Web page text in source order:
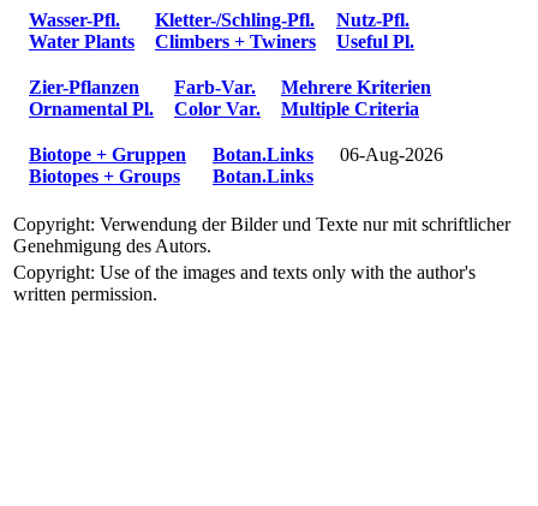
Wasser-Pfl.
Water Plants
Kletter-/Schling-Pfl.
Climbers + Twiners
Nutz-Pfl.
Useful Pl.
Zier-Pflanzen
Ornamental Pl.
Farb-Var.
Color Var.
Mehrere Kriterien
Multiple Criteria
Biotope + Gruppen
Biotopes + Groups
Botan.Links
Botan.Links
06-Aug-2026
Copyright: Verwendung der Bilder und Texte nur mit schriftlicher
Genehmigung des Autors.
Copyright: Use of the images and texts only with the author's
written permission.